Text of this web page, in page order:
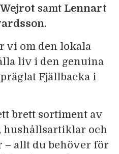
samt Lennart
.
vi om den lokala
liv i den genuina
Fjällbacka i
brett sortiment av
hushållsartiklar och
allt du behöver för